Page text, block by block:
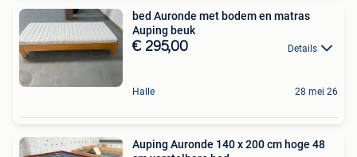
bed Auronde met bodem en matras
Auping beuk
€ 295,00 Details
Halle 28 mei 26
Auping Auronde 140 x 200 cm hoge 48